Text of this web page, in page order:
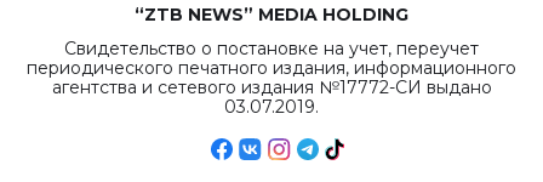
“ZTB NEWS” MEDIA HOLDING
Свидетельство о постановке на учет, переучет
периодического печатного издания, информационного
агентства и сетевого издания №17772-СИ выдано
03.07.2019.